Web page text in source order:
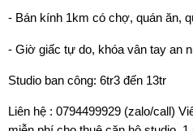
- Bán kính 1km có chợ, quán ăn,
- Giờ giấc tự do, khóa vân tay an
Studio ban công: 6tr3 đến 13tr
Liên hệ : 0794499929 (zalo/call)